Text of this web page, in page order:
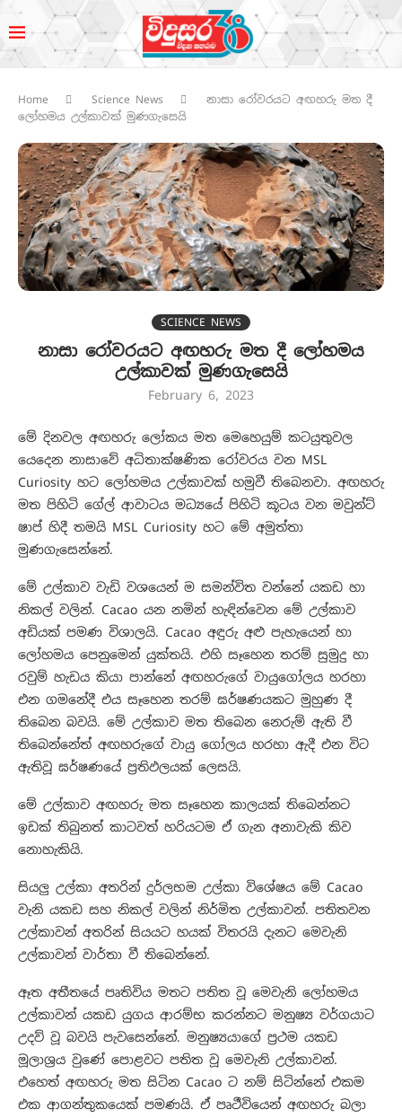
Home Science News
නාසා රෝවරයට අඟහරු මත දී
ලෝහමය උල්කාවක් මුණගැසෙයි
SCIENCE NEWS
නාසා රෝවරයට අඟහරු මත දී ලෝහමය
උල්කාවක් මුණගැසෙයි
February 6, 2023
මේ දිනවල අඟහරු ලෝකය මත මෙහෙයුම් කටයුතුවල
යෙදෙන නාසාවේ අධිතාක්ෂණික රෝවරය වන MSL
Curiosity හට ලෝහමය උල්කාවක් හමුවී තිබෙනවා. අඟහරු
මත පිහිටි ගේල් ආවාටය මධ්‍යයේ පිහිටි කූටය වන මවුන්ට්
ෂාප් හිදී තමයි MSL Curiosity හට මේ අමුත්තා
මුණගැසෙන්නේ.
මේ උල්කාව වැඩි වශයෙන් ම සමන්විත වන්නේ යකඩ හා
නිකල් වලින්. Cacao යන නමින් හැඳින්වෙන මේ උල්කාව
අඩියක් පමණ විශාලයි. Cacao අඳුරු අළු පැහැයෙන් හා
ලෝහමය පෙනුමෙන් යුක්තයි. එහි සෑහෙන තරම් සුමුදු හා
රවුම් හැඩය කියා පාන්නේ අඟහරුගේ වායුගෝලය හරහා
එන ගමනේදී එය සෑහෙන තරම් ඝර්ෂණයකට මුහුණ දී
තිබෙන බවයි. මේ උල්කාව මත තිබෙන නෙරුම් ඇති වී
තිබෙන්නේත් අඟහරුගේ වායු ගෝලය හරහා ඇදී එන විට
ඇතිවූ ඝර්ෂණයේ ප්‍රතිඵලයක් ලෙසයි.
මේ උල්කාව අඟහරු මත සෑහෙන කාලයක් තිබෙන්නට
ඉඩක් තිබුනත් කාටවත් හරියටම ඒ ගැන අනාවැකි කිව
නොහැකියි.
සියලු උල්කා අතරින් දුර්ලභම උල්කා විශේෂය මේ Cacao
වැනි යකඩ සහ නිකල් වලින් නිර්මිත උල්කාවන්. පතිතවන
උල්කාවන් අතරින් සියයට හයක් විතරයි දැනට මෙවැනි
උල්කාවන් වාර්තා වී තිබෙන්නේ.
ඈත අතීතයේ පෘතිවිය මතට පතිත වූ මෙවැනි ලෝහමය
උල්කාවන් යකඩ යුගය ආරම්භ කරන්නට මනුෂ්‍ය වර්ගයාට
උදව් වූ බවයි පැවසෙන්නේ. මනුෂ්‍යයාගේ ප්‍රථම යකඩ
මූලාශ්‍රය වුණේ පොළවට පතිත වූ මෙවැනි උල්කාවන්.
එහෙත් අඟහරු මත සිටින Cacao ට නම් සිටින්නේ එකම
එක ආගන්තුකයෙක් පමණයි. ඒ පෘථීවියෙන් අඟහරු බලා